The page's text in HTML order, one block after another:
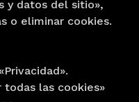
y datos del sitio»,
o eliminar cookies.
todas las cookies»